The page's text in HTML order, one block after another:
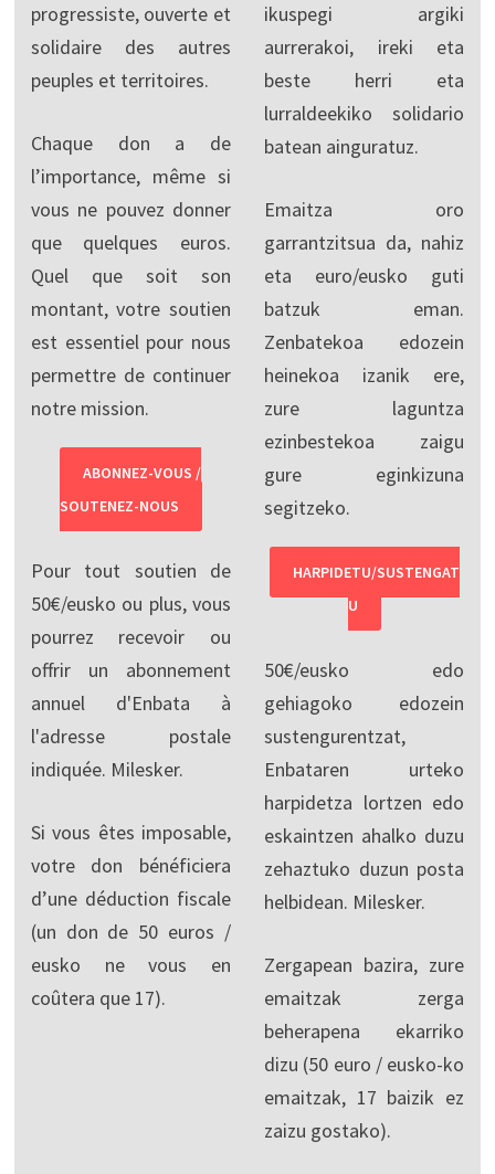
progressiste, ouverte et
solidaire des autres
peuples et territoires.
Chaque don a de
l’importance, même si
vous ne pouvez donner
que quelques euros.
Quel que soit son
montant, votre soutien
est essentiel pour nous
permettre de continuer
notre mission.
ABONNEZ-VOUS /
SOUTENEZ-NOUS
Pour tout soutien de
50€/eusko ou plus, vous
pourrez recevoir ou
offrir un abonnement
annuel d'Enbata à
l'adresse postale
indiquée. Milesker.
Si vous êtes imposable,
votre don bénéficiera
d’une déduction fiscale
(un don de 50 euros /
eusko ne vous en
coûtera que 17).
ikuspegi argiki
aurrerakoi, ireki eta
beste herri eta
lurraldeekiko solidario
batean ainguratuz.
Emaitza oro
garrantzitsua da, nahiz
eta euro/eusko guti
batzuk eman.
Zenbatekoa edozein
heinekoa izanik ere,
zure laguntza
ezinbestekoa zaigu
gure eginkizuna
segitzeko.
HARPIDETU/SUSTENGAT
U
50€/eusko edo
gehiagoko edozein
sustengurentzat,
Enbataren urteko
harpidetza lortzen edo
eskaintzen ahalko duzu
zehaztuko duzun posta
helbidean. Milesker.
Zergapean bazira, zure
emaitzak zerga
beherapena ekarriko
dizu (50 euro / eusko-ko
emaitzak, 17 baizik ez
zaizu gostako).